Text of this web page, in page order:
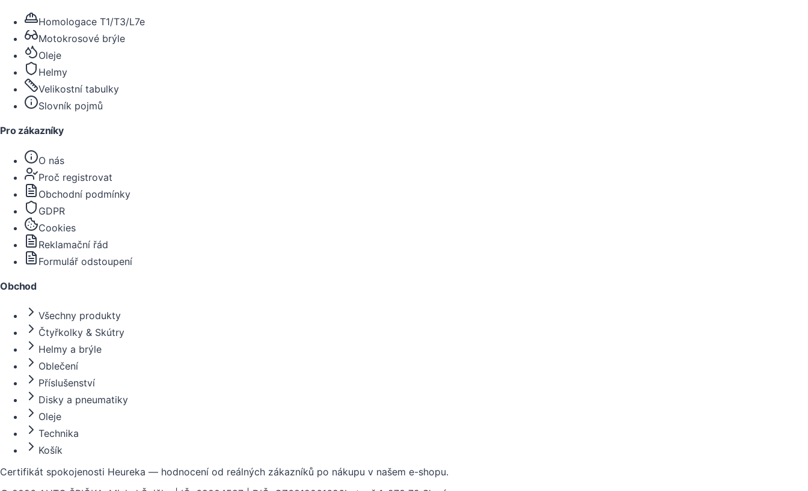
Homologace T1/T3/L7e
Motokrosové brýle
Oleje
Helmy
Velikostní tabulky
Slovník pojmů
Pro zákazníky
O nás
Proč registrovat
Obchodní podmínky
GDPR
Cookies
Reklamační řád
Formulář odstoupení
Obchod
Všechny produkty
Čtyřkolky & Skútry
Helmy a brýle
Oblečení
Příslušenství
Disky a pneumatiky
Oleje
Technika
Košík
Certifikát spokojenosti Heureka — hodnocení od reálných zákazníků po nákupu v našem e-shopu.